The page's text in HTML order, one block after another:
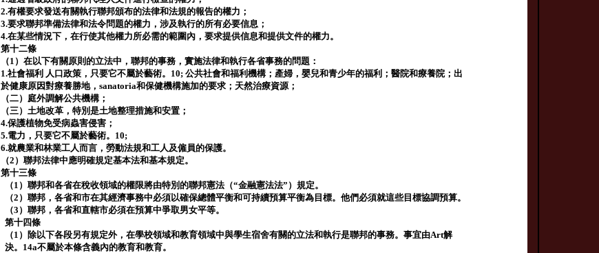
2.有權要求發送有關執行聯邦頒布的法律和法規的報告的權力；
3.要求聯邦準備法律和法令問題的權力，涉及執行的所有必要信息；
4.在某些情況下，在行使其他權力所必需的範圍內，要求提供信息和提供文件的權力。
第十二條
（1）在以下有關原則的立法中，聯邦的事務，實施法律和執行各省事務的問題：
1.社會福利 人口政策，只要它不屬於藝術。10; 公共社會和福利機構；產婦，嬰兒和青少年的福利；醫院和療養院；出
於健康原因對療養勝地，sanatoria和保健機構施加的要求；天然治療資源；
（二）庭外調解公共機構；
（三）土地改革，特別是土地整理措施和安置；
4.保護植物免受病蟲害侵害；
5.電力，只要它不屬於藝術。10;
6.就農業和林業工人而言，勞動法規和工人及僱員的保護。
（2）聯邦法律中應明確規定基本法和基本規定。
第十三條
（1）聯邦和各省在稅收領域的權限將由特別的聯邦憲法（“金融憲法法”）規定。
（2）聯邦，各省和市在其經濟事務中必須以確保總體平衡和可持續預算平衡為目標。他們必須就這些目標協調預算。
（3）聯邦，各省和直轄市必須在預算中爭取男女平等。
第十四條
（1）除以下各段另有規定外，在學校領域和教育領域中與學生宿舍有關的立法和執行是聯邦的事務。事宜由Art解
決。14a不屬於本條含義內的教育和教育。